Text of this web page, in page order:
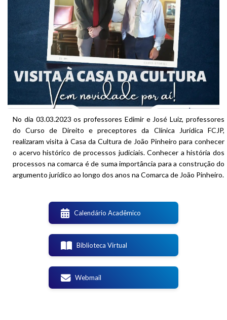
No dia 03.03.2023 os professores Edimir e José Luiz, professores
do Curso de Direito e preceptores da Clínica Jurídica FCJP,
realizaram visita à Casa da Cultura de João Pinheiro para conhecer
o acervo histórico de processos judiciais. Conhecer a história dos
processos na comarca é de suma importância para a construção do
argumento jurídico ao longo dos anos na Comarca de João Pinheiro.
Calendário Acadêmico
Biblioteca Virtual
Webmail